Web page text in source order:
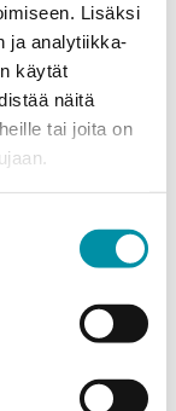
Lisäksi
ja analytiikka-
käytät
näitä
tai joita on
Huomioithan, että